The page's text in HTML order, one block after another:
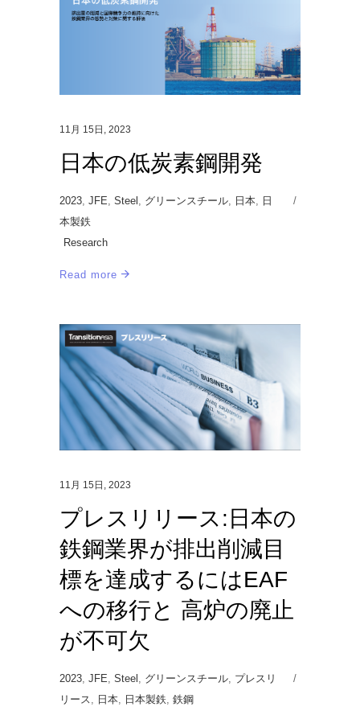
11月 15日, 2023
日本の低炭素鋼開発
2023 JFE Steel グリーンスチール 日本
日
本製鉄
Research
Read more
11月 15日, 2023
プレスリリース:日本の
鉄鋼業界が排出削減目
標を達成するにはEAF
への移行と 高炉の廃止
が不可欠
2023 JFE Steel グリーンスチール プレスリ
リース
日本 日本製鉄 鉄鋼